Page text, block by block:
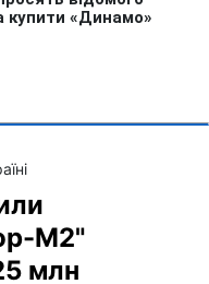
М2"
млн